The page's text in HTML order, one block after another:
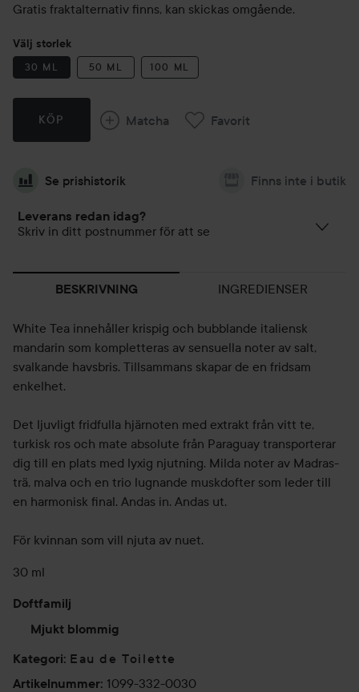
Gratis fraktalternativ finns, kan skickas omgående.
Välj storlek
30 ML 50 ML 100 ML
KÖP Matcha Favorit
Se prishistorik Finns inte i butik
Leverans redan idag?
Skriv in ditt postnummer för att se
BESKRIVNING INGREDIENSER
White Tea innehåller krispig och bubblande italiensk
mandarin som kompletteras av sensuella noter av salt,
svalkande havsbris. Tillsammans skapar de en fridsam
enkelhet.
Det ljuvligt fridfulla hjärnoten med extrakt från vitt te,
turkisk ros och mate absolute från Paraguay transporterar
dig till en plats med lyxig njutning. Milda noter av Madras-
trä, malva och en trio lugnande muskdofter som leder till
en harmonisk final. Andas in. Andas ut.
För kvinnan som vill njuta av nuet.
30 ml
Doftfamilj
Mjukt blommig
Kategori: Eau de Toilette
Artikelnummer: 1099-332-0030